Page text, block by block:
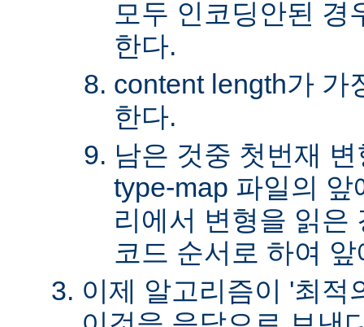
모두 인코딩안된 경
한다.
content length가 가
한다.
남은 것중 첫번재
type-map 파일의
리에서 변형을 읽은
코드 순서로 하여
이제 알고리즘이 '최적